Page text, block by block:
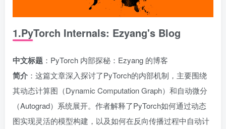
1.PyTorch Internals: Ezyang's Blog
中文标题 ：PyTorch 内部探秘：Ezyang 的博客
简介 ：这篇文章深入探讨了PyTorch的内部机制，主要围绕
其动态计算图（Dynamic Computation Graph）和自动微分
（Autograd）系统展开。作者解释了PyTorch如何通过动态
图实现灵活的模型构建，以及如何在反向传播过程中自动计